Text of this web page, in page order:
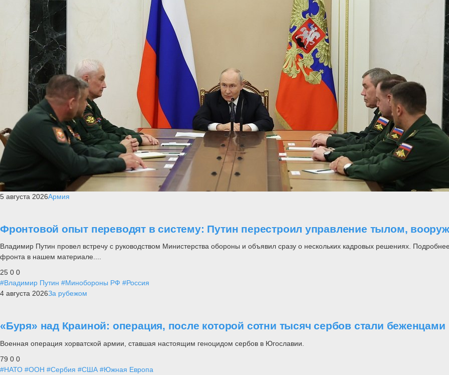
5 августа 2026Армия
Фронтовой опыт переводят в систему: Путин перестроил управление тылом,
Владимир Путин провел встречу с руководством Министерства обороны и объявил сразу о нескольких кадровых решениях.
фронта в нашем материале....
25 0 0
#Владимир Путин #Минобороны РФ #Россия
4 августа 2026За рубежом
«Буря» над Краиной: операция, после которой сотни тысяч сербов стали беженцами
Военная операция хорватской армии, ставшая настоящим геноцидом сербов в Югославии.
79 0 0
#НАТО #ООН #Сербия #США #Южная Европа